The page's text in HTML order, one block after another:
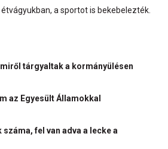
a sportot is bekebelezték.
tárgyaltak a kormányülésen
az Egyesült Államokkal
fel van adva a lecke a